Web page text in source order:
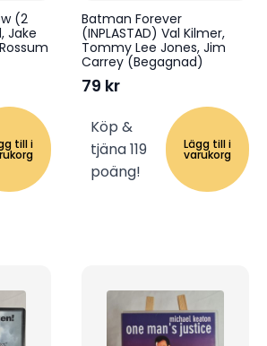
(2
Jake
till i
Batman Forever
(INPLASTAD) Val Kilmer,
Tommy Lee Jones, Jim
Carrey (Begagnad)
79 kr
Köp &
tjäna 119
poäng!
Lägg till i
varukorg